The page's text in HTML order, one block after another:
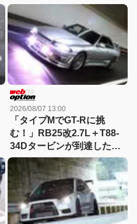
トVIP!!」規格外！
2026/08/07 13:00
「タイプMでGT-Rに挑
む！」RB25改2.7L＋T88-
34Dタービンが到達した
300km/hの領域